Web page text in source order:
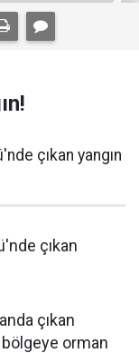
çıkan yangın
çıkan
çıkan
bölgeye orman